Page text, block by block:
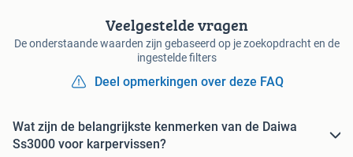
Veelgestelde vragen
De onderstaande waarden zijn gebaseerd op je zoekopdracht en de
ingestelde filters
Deel opmerkingen over deze FAQ
Wat zijn de belangrijkste kenmerken van de Daiwa
Ss3000 voor karpervissen?